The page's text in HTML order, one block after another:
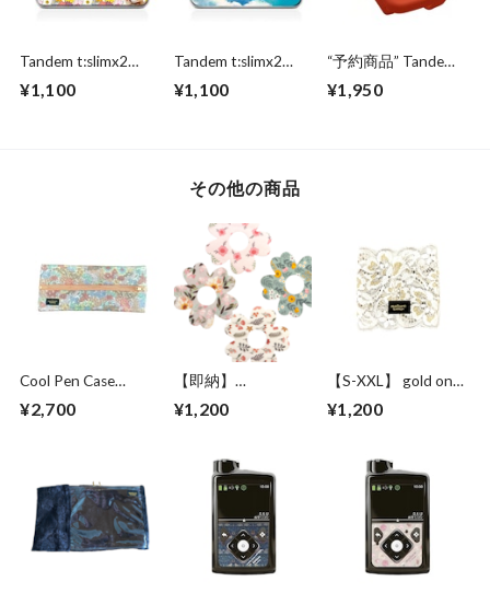
Tandem t:slimx2
dreamy sticker
lovely cat
¥1,100
Tandem t:slimx2
dreamy sticker great
sky
¥1,100
“予約商品” Tandem
t:slimx2 gel cover
¥1,950
その他の商品
Cool Pen Case
¥2,700
【即納】
応 防水・通気性
［センサー部分接着
なし センサー用固
定パッチ ］4枚
¥1,200
【S-XXL】 gold on
¥1,200